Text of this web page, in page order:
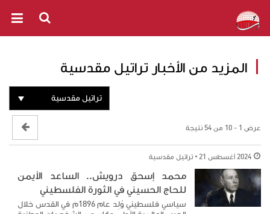
المزيد من الأخبار تراتيل مقدسية
تراتيل مقدسية
عرض 1 - 10 من 54 نتيجة
2024 أغسطس 21 تراتيل مقدسية
محمد إسحق درويش.. الساعد الأيمن
للحاج الحسيني في الثورة الفلسطيني
سياسي فلسطيني وُلِد عام 1896م في القدس خلال